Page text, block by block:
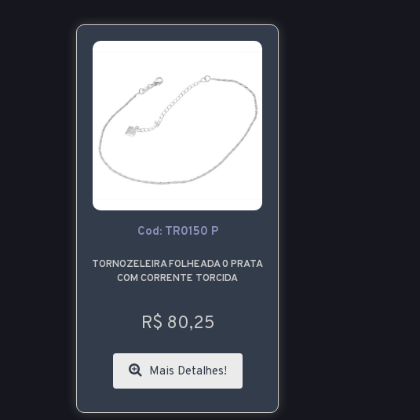
Cod: TR0150 P
TORNOZELEIRA FOLHEADA 0 PRATA
COM CORRENTE TORCIDA
R$ 80,25
Mais Detalhes!